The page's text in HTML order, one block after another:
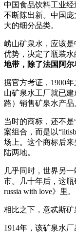
中国食品饮料工业
不断陈出新。中国
大的细分品类。
崂山矿泉水，应该
优势，决定了瓶装水
地带，除了法国阿尔
据官方考证，1900
山矿泉水工厂就已
路）销售矿泉水产品
当时的商标，还不
案组合，而是以
场上。这个商标后
陆两地。
几乎同时，世界另
市。几十年后，这
russia with love》里。
相比之下，意忒斯矿
1914年，该矿泉水